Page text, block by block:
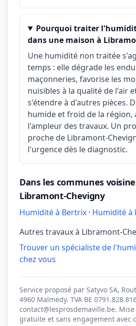
Pourquoi traiter
dans une maison à
Une humidité non traitée
temps : elle dégrade les
maçonneries, favorise les
nuisibles à la qualité de l'air
s'étendre à d'autres pièces.
humide et froid de la
l'ampleur des travaux. Un
proche de Libramont-
l'urgence dès le diagnostic.
Dans les communes
Libramont-Chevigny
Humidité à Bertrix · Humidité à
Autres travaux à Libramont-
Trouver un spécialiste de
chez vous
Service proposé par Satyvo SA,
4960 Malmedy. TVA BE
contact@lesprosdemaville.be.
gratuite et sans engagement avec